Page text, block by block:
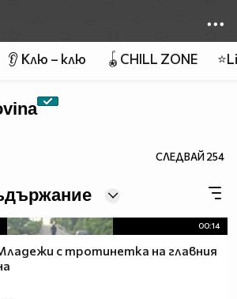
👂 Клю – клю 🪀CHILL ZONE
СЛЕДВАЙ254
00:14
с тротинетка на главния